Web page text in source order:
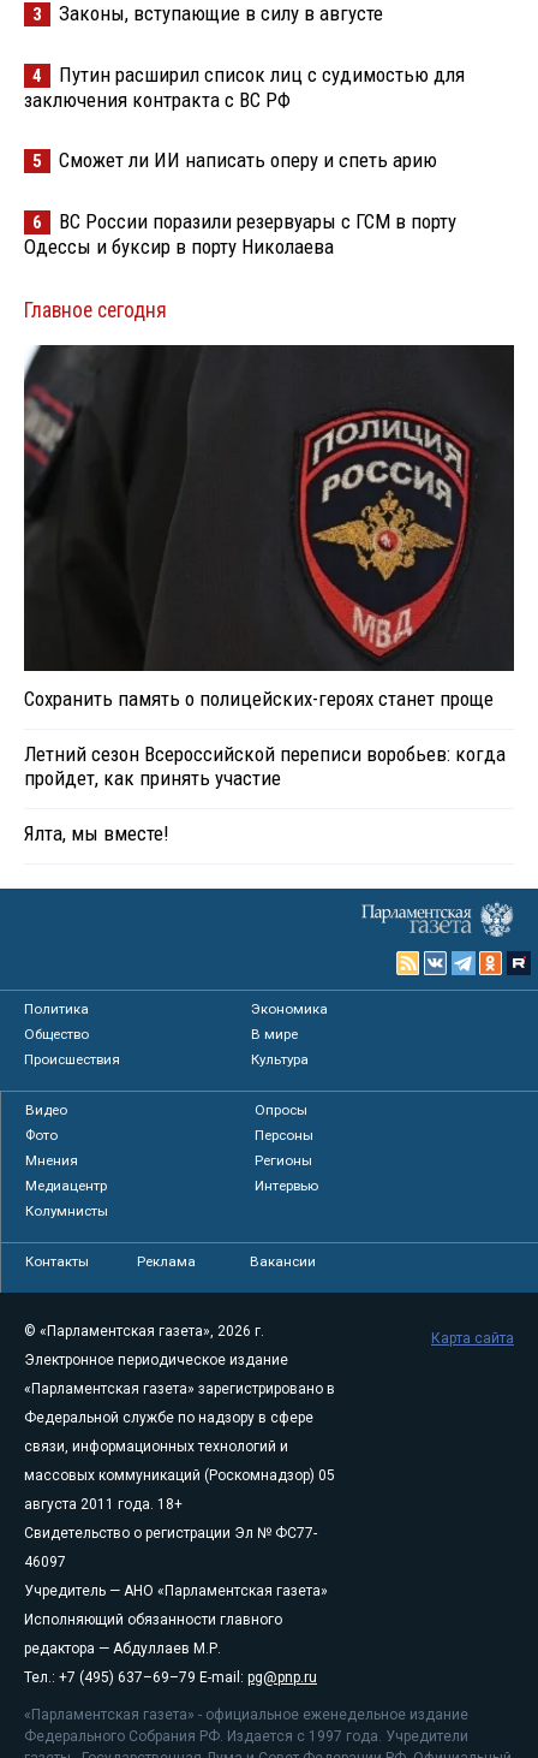
3 Законы, вступающие в силу в августе
4
Путин расширил список лиц с судимостью для
заключения контракта с ВС РФ
5 Сможет ли ИИ написать оперу и спеть арию
6
ВС России поразили резервуары с ГСМ в порту
Одессы и буксир в порту Николаева
Главное сегодня
Сохранить память о полицейских-героях станет проще
Летний сезон Всероссийской переписи воробьев: когда
пройдет, как принять участие
Ялта, мы вместе!
Политика
Экономика
Общество
В мире
Происшествия
Культура
Видео
Опросы
Фото
Персоны
Мнения
Регионы
Медиацентр
Интервью
Колумнисты
Контакты Реклама Вакансии
© «Парламентская газета», 2026 г.
Электронное периодическое издание
«Парламентская газета» зарегистрировано в
Федеральной службе по надзору в сфере
связи, информационных технологий и
массовых коммуникаций (Роскомнадзор) 05
августа 2011 года. 18+
Свидетельство о регистрации Эл № ФС77-
46097
Учредитель — АНО «Парламентская газета»
Исполняющий обязанности главного
редактора — Абдуллаев М.Р.
Тел.: +7 (495) 637–69–79 E-mail: pg@pnp.ru
«Парламентская газета» - официальное еженедельное издание
Федерального Собрания РФ. Издается с 1997 года. Учредители
Карта сайта